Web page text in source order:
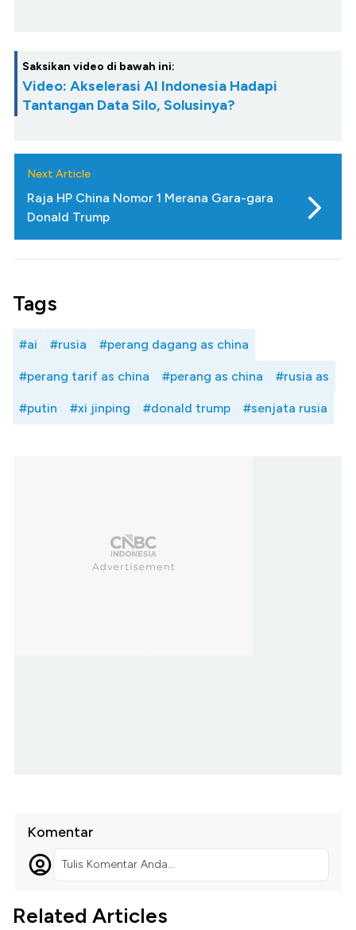
Saksikan video di bawah ini:
Video: Akselerasi AI Indonesia Hadapi
Tantangan Data Silo, Solusinya?
Next Article
Raja HP China Nomor 1 Merana Gara-gara
Donald Trump
Tags
#ai #rusia #perang dagang as china
#perang tarif as china #perang as china #rusia as
#putin #xi jinping #donald trump #senjata rusia
Komentar
Tulis Komentar Anda...
Related Articles